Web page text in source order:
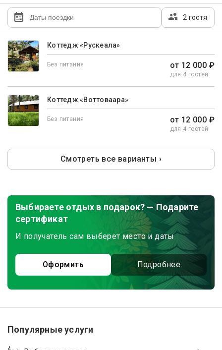
2 гостя
Коттедж «Рускеала»
Без питания от 12 000 ₽
для 4 гостей
Коттедж «Воттоваара»
Без питания от 12 000 ₽
для 4 гостей
Смотреть все варианты ›
Выбираете отдых в подарок? — Подарите
сертификат
И получатель сам выберет место и даты
Оформить Подробнее
Популярные услуги